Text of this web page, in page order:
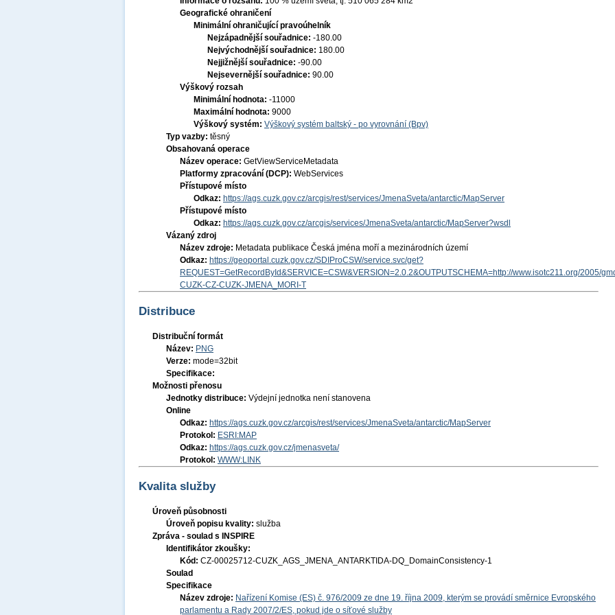
Geografické ohraničení
Minimální ohraničující pravoúhelník
Nejzápadnější souřadnice: -180.00
Nejvýchodnější souřadnice: 180.00
Nejjižnější souřadnice: -90.00
Nejsevernější souřadnice: 90.00
Výškový rozsah
Minimální hodnota: -11000
Maximální hodnota: 9000
Výškový systém: Výškový systém baltský - po vyrovnání (Bpv)
Typ vazby: těsný
Obsahovaná operace
Název operace: GetViewServiceMetadata
Platformy zpracování (DCP): WebServices
Přístupové místo
Odkaz: https://ags.cuzk.gov.cz/arcgis/rest/services/JmenaSveta/antarctic/MapServer
Přístupové místo
Odkaz: https://ags.cuzk.gov.cz/arcgis/services/JmenaSveta/antarctic/MapServer?wsdl
Vázaný zdroj
Název zdroje: Metadata publikace Česká jména moří a mezinárodních území
Odkaz: https://geoportal.cuzk.gov.cz/SDIProCSW/service.svc/get?
REQUEST=GetRecordById&SERVICE=CSW&VERSION=2.0.2&OUTPUTSCHEMA=http://www.isotc211.org/2005/
CUZK-CZ-CUZK-JMENA_MORI-T
Distribuce
Distribuční formát
Název: PNG
Verze: mode=32bit
Specifikace:
Možnosti přenosu
Jednotky distribuce: Výdejní jednotka není stanovena
Online
Odkaz: https://ags.cuzk.gov.cz/arcgis/rest/services/JmenaSveta/antarctic/MapServer
Protokol: ESRI:MAP
Odkaz: https://ags.cuzk.gov.cz/jmenasveta/
Protokol: WWW:LINK
Kvalita služby
Úroveň působnosti
Úroveň popisu kvality: služba
Zpráva - soulad s INSPIRE
Identifikátor zkoušky:
Kód: CZ-00025712-CUZK_AGS_JMENA_ANTARKTIDA-DQ_DomainConsistency-1
Soulad
Specifikace
Název zdroje: Nařízení Komise (ES) č. 976/2009 ze dne 19. října 2009, kterým se provádí směrnice Evropského
parlamentu a Rady 2007/2/ES, pokud jde o síťové služby